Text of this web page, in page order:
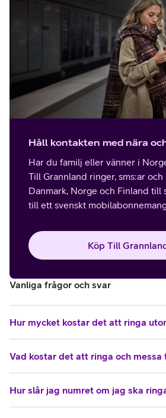
Håll kontakten med nära
Har du familj eller vänner i
Till Grannland ringer, sms:ar
Danmark, Norge och Finland till
till ett svenskt
Köp Till
Vanliga frågor och svar
Hur mycket kostar det att ringa
Vad kostar det att ringa och messa
Hur slår jag numret om jag ska